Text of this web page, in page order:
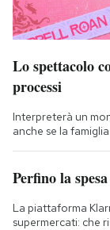
Lo spettacolo
processi
Interpreterà un
anche se la
Perfino la
La piattaforma
supermercati: che